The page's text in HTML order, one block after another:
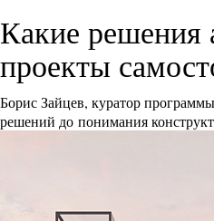
Какие решения
проекты
Борис Зайцев, куратор программы
решений до понимания